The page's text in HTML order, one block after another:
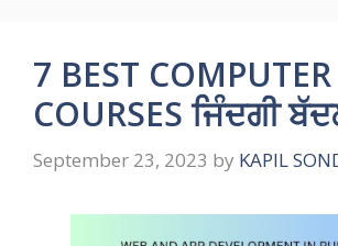
7 BEST COMPUTER
COURSES ਜਿੰਦਗੀ
September 23, 2023 by KAPIL